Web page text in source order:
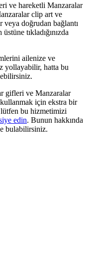
ve hareketli Manzaralar
clip art ve
veya doğrudan bağlantı
tıkladığınızda
ailenize ve
yollayabilir, hatta bu
gifleri ve Manzaralar
için ekstra bir
lütfen bu hizmetimizi
edin. Bunun hakkında
bulabilirsiniz.